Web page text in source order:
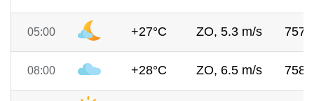
05:00 +27°C ZO, 5.3 m/s 757
08:00 +28°C ZO, 6.5 m/s 758